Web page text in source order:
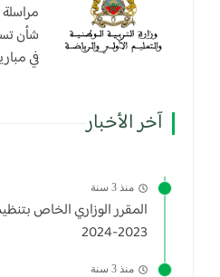
شأن
في
آخر الأخبار
منذ 3 سنة
المقرر الوزاري الخاص
2023-2024
منذ 3 سنة